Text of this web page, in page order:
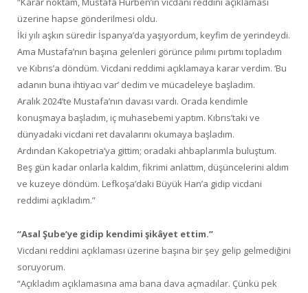
üzerine hapse gönderilmesi oldu.
İki yılı aşkın süredir İspanya’da yaşıyordum, keyfim de yerindeydi.
Ama Mustafa’nın başına gelenleri görünce pılımı pırtımı topladım
ve Kıbrıs’a döndüm. Vicdani reddimi açıklamaya karar verdim. ‘Bu
adanın buna ihtiyacı var’ dedim ve mücadeleye başladım.
Aralık 2024’te Mustafa’nın davası vardı. Orada kendimle
konuşmaya başladım, iç muhasebemi yaptım. Kıbrıs’taki ve
dünyadaki vicdani ret davalarını okumaya başladım.
Ardından Kakopetria’ya gittim; oradaki ahbaplarımla buluştum.
Beş gün kadar onlarla kaldım, fikrimi anlattım, düşüncelerini aldım
ve kuzeye döndüm. Lefkoşa’daki Büyük Han’a gidip vicdani
reddimi açıkladım.”
“Asal Şube’ye gidip kendimi şikâyet ettim.”
Vicdani reddini açıklaması üzerine başına bir şey gelip gelmediğini
soruyorum.
“Açıkladım açıklamasına ama bana dava açmadılar. Çünkü pek